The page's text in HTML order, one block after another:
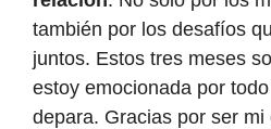
también por los desafíos
juntos. Estos tres meses
estoy emocionada por
depara. Gracias por ser